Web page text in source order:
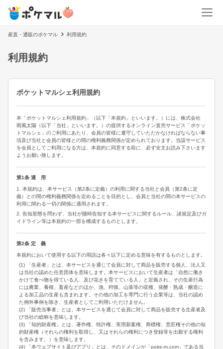
産直・通販のポケマル 利用規約
利用規約
ポケットマルシェ利用規約
本「ポケットマルシェ利用規約」（以下「本規約」といいます。）には、株式会社
雨風太陽（以下「当社」といいます。）の提供するオンライン直売サービス「ポケッ
トマルシェ」のご利用にあたり、会員の皆様に遵守していただかなければならない事
項及び当社と会員の皆様との間の権利義務関係が定められております。当該サービス
を会員としてご利用になる方は、本規約に同意する前に、必ず全文お読み下さいます
ようお願い致します。
第1条 適 用
1. 本規約は、本サービス（第2条に定義）の利用に関する当社と会員（第2条に定
義）との間の権利義務関係を定めることを目的とし、会員と当社の間の本サービスの
利用に関わる一切の関係に適用されます。
2. 告知形態を問わず、当社が随時告知する本サービスに関するルール、諸規定及びガ
イドライン等は本規約の一部を構成するものとします。
第2条 定 義
本規約において使用する以下の用語は各々以下に定める意味を有するものとします。
(1) 「生産者」とは、本サービスを通じて会員に対して商品を販売する個人、法人又
は当社の認めた任意団体を意味します。本サービスにおいて生産者は「自然に働き
かけて食べ物を得ている人、及び花きを育てている人」と定義され、その生産行為
には農業、養殖、畜産などのほか、漁、狩猟、山菜等の収穫、発酵・熟成・醸造に
よる加工品の生産も含まれます。その他の加工を専門に行う企業等は、当社の認め
た例外事例を除き、生産者としてご利用いただけません。
(2) 「販売当事者」とは、本サービスを通じて会員に対して商品を販売する生産者及
び当社の総称を意味します。
(3) 「知的財産権」とは、著作権、特許権、実用新案権、商標権、意匠権その他の知
的財産権（それらの権利を取得し、又はそれらの権利につき登録等を出願する権利
を含みます。）を意味します。
(4) 「本ウェブサイト及びアプリ」とは、そのドメインが「poke-m.com」である当